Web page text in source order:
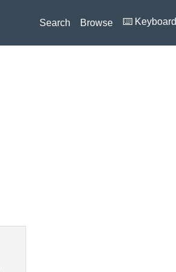
Search Browse ⌨️ Keyboard